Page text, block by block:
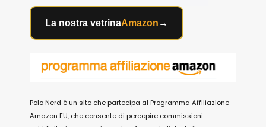
La nostra vetrinaAmazon →
Polo Nerd è un sito che partecipa al Programma Affiliazione
Amazon EU, che consente di percepire commissioni